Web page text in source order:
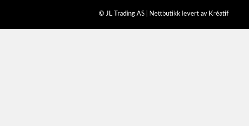
© JL Trading AS | Nettbutikk levert av Kréatif